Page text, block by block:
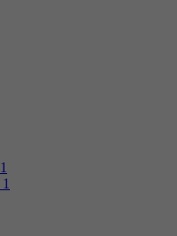
1
1